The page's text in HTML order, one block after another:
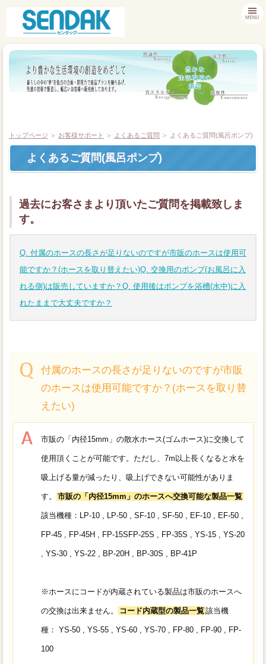
MENU
お客様サポート
採用情報
会社案内
トップページ ＞ お客様サポート ＞ よくあるご質問 ＞ よくあるご質問(風呂ポンプ)
よくあるご質問(風呂ポンプ)
過去にお客さまより頂いたご質問を掲載致しま
す。
Q. 付属のホースの長さが足りないのですが市販のホースは使用可
能ですか？(ホースを取り替えたい)Q. 交換用のポンプ(お風呂に入
れる側)は販売していますか？ Q. 使用後はポンプを浴槽(水中)に入
れたままで大丈夫ですか？
付属のホースの長さが足りないのですが市販
のホースは使用可能ですか？(ホースを取り替
えたい)
市販の「内径15mm」の散水ホース(ゴムホース)に交換して
使用頂くことが可能です。 ただし、7m以上長くなると水を
吸上げる量が減ったり、吸上げできない可能性がありま
す。 市販の「内径15mm」のホースへ交換可能な製品一覧
該当機種： LP-10 , LP-50 , SF-10 , SF-50 , EF-10 , EF-50 ,
FP-45 , FP-45H , FP-15SFP-25S , FP-35S , YS-15 , YS-20
, YS-30 , YS-22 , BP-20H , BP-30S , BP-41P
※ホースにコードが内蔵されている製品は市販のホースへ
の交換は出来ません。 コード内蔵型の製品一覧該当機
種： YS-50 , YS-55 , YS-60 , YS-70 , FP-80 , FP-90 , FP-
100